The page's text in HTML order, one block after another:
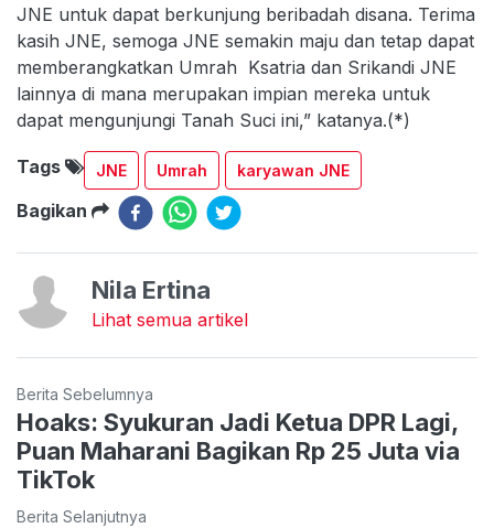
JNE untuk dapat berkunjung beribadah disana. Terima
kasih JNE, semoga JNE semakin maju dan tetap dapat
memberangkatkan Umrah Ksatria dan Srikandi JNE
lainnya di mana merupakan impian mereka untuk
dapat mengunjungi Tanah Suci ini,” katanya.(*)
Tags JNE Umrah karyawan JNE
Bagikan
Nila Ertina
Lihat semua artikel
Berita Sebelumnya
Hoaks: Syukuran Jadi Ketua DPR Lagi,
Puan Maharani Bagikan Rp 25 Juta via
TikTok
Berita Selanjutnya